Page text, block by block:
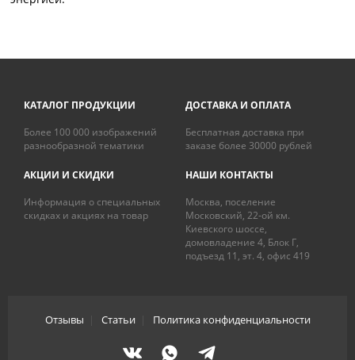
КАТАЛОГ ПРОДУКЦИИ
Более 100 000 изображений
разнообразной тематики
ДОСТАВКА И ОПЛАТА
Бесплатная доставка при
заказе более 30000 рублей
АКЦИИ И СКИДКИ
Информация о специальных
скидках и акциях на товар
НАШИ КОНТАКТЫ
Москва, поселение
Московский, 22-ой км.
Киевского шоссе,
домовладение 4, Блок Г,
подъезд 11, эт. 4, офис 419
Отзывы Статьи| Политика конфиденциальности